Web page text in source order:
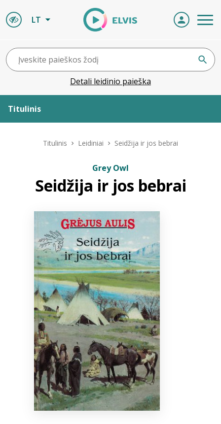
LT
Detali leidinio paieška
Titulinis
ELVIS atvyksta
Bibliotekoms
+370 667 80 541
info@elvislab.lt
Titulinis Leidiniai Seidžija ir jos bebrai
Grey Owl
Seidžija ir jos bebrai